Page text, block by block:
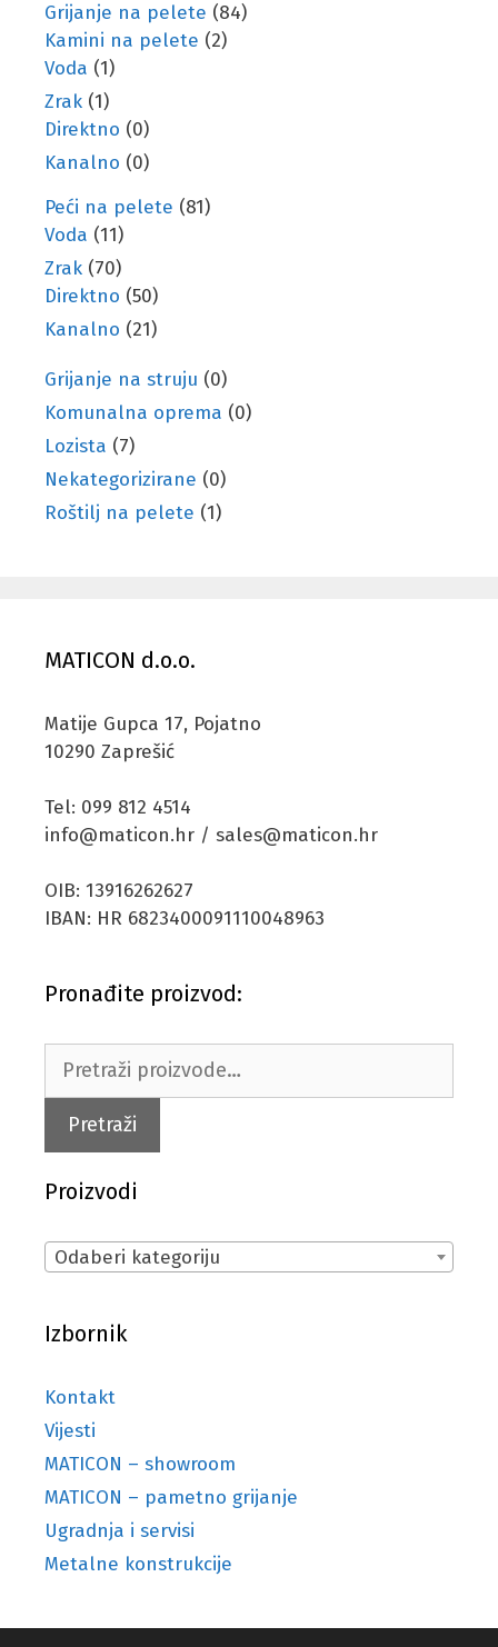
Grijanje na pelete (84)
Kamini na pelete (2)
Voda (1)
Zrak (1)
Direktno (0)
Kanalno (0)
Peći na pelete (81)
Voda (11)
Zrak (70)
Direktno (50)
Kanalno (21)
Grijanje na struju (0)
Komunalna oprema (0)
Lozista (7)
Nekategorizirane (0)
Roštilj na pelete (1)
MATICON d.o.o.
Matije Gupca 17, Pojatno
10290 Zaprešić
Tel: 099 812 4514
info@maticon.hr / sales@maticon.hr
OIB: 13916262627
IBAN: HR 6823400091110048963
Pronađite proizvod:
Pretraži
Proizvodi
Odaberi kategoriju
Izbornik
Kontakt
Vijesti
MATICON – showroom
MATICON – pametno grijanje
Ugradnja i servisi
Metalne konstrukcije